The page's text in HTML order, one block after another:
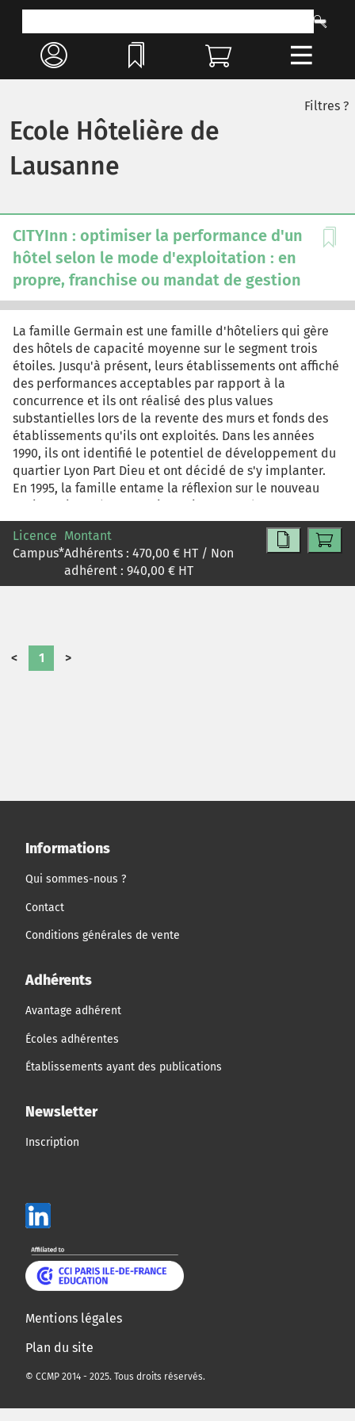
Ecole Hôtelière de
Lausanne
Filtres ?
CITYInn : optimiser la performance d'un
hôtel selon le mode d'exploitation : en
propre, franchise ou mandat de gestion
La famille Germain est une famille d'hôteliers qui gère
des hôtels de capacité moyenne sur le segment trois
étoiles. Jusqu'à présent, leurs établissements ont affiché
des performances acceptables par rapport à la
concurrence et ils ont réalisé des plus values
substantielles lors de la revente des murs et fonds des
établissements qu'ils ont exploités. Dans les années
1990, ils ont identifié le potentiel de développement du
quartier Lyon Part Dieu et ont décidé de s'y implanter.
En 1995, la famille entame la réflexion sur le nouveau
projet qui représente un investissement de 33.5M
d'Euros. L'hôtel CityInn 4* sup. de 250 chambres voit le
jour le 1.01.2000. Après 10 ans d'exploitation et deux
crises majeures, la performance de l'établissement est
en baisse et menacée par de nouveaux hôtels de chaîne
mode d'exploitation le plus approprié au nouveau
contexte et qui permettrait de retrouver des niveaux de
demeurant propriétaires de l'immeuble. Le choix du
modalités d'organisation, et de modalités financières et
aura un impact très important sur la performance de
l'établissement et le mode de gouvernance.
Licence
Campus*
Montant
Adhérents : 470,00 € HT / Non
adhérent : 940,00 € HT
< 1 >
Informations
Qui sommes-nous ?
Contact
Conditions générales de vente
Adhérents
Avantage adhérent
Écoles adhérentes
Établissements ayant des publications
Newsletter
Inscription
Mentions légales
Plan du site
© CCMP 2014 - 2025. Tous droits réservés.